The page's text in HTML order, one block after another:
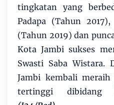
tingkatan yang
Padapa (Tahun
(Tahun 2019) dan
Kota Jambi sukses
Swasti Saba
Jambi kembali
tertinggi dibidang